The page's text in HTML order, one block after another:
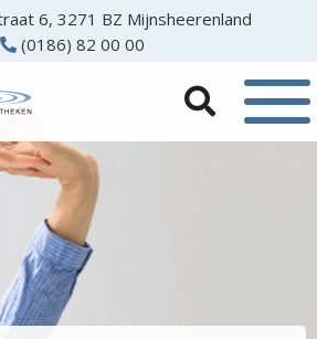
6, 3271 BZ Mijnsheerenland
(0186) 82 00 00